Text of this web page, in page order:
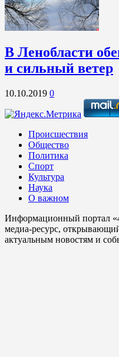
В Ленобласти
и сильный ветер
10.10.2019 0
Происшествия
Общество
Политика
Спорт
Культура
Наука
О важном
Информационный портал
медиа-ресурс,
актуальным новостям и